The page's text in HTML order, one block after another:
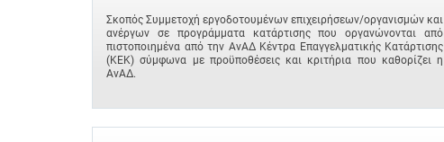
Σκοπός Συμμετοχή εργοδοτουμένων επιχειρήσεων/οργανισμών και
ανέργων σε προγράμματα κατάρτισης που οργανώνονται από
πιστοποιημένα από την ΑνΑΔ Κέντρα Επαγγελματικής Κατάρτισης
(ΚΕΚ) σύμφωνα με προϋποθέσεις και κριτήρια που καθορίζει η
ΑνΑΔ.